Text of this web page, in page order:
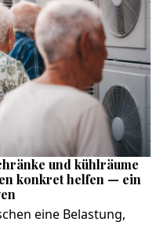
und kühlräume
konkret helfen — ein
eine Belastung,